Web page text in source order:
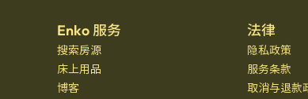
Enko 服务
搜索房源
床上用品
博客
法律
隐私政策
服务条款
取消与退款